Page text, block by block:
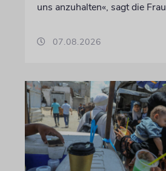
uns anzuhalten«, sagt die Frau
07.08.2026